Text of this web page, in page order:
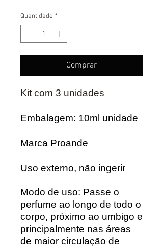
Quantidade *
Comprar
Kit com 3 unidades
Embalagem: 10ml unidade
Marca Proande
Uso externo, não ingerir
Modo de uso: Passe o
perfume ao longo de todo o
corpo, próximo ao umbigo e
principalmente nas áreas
de maior circulação de